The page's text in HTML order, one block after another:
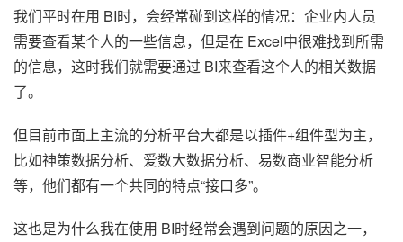
我们平时在用 BI时，会经常碰到这样的情况：企业内人员
需要查看某个人的一些信息，但是在 Excel中很难找到所需
的信息，这时我们就需要通过 BI来查看这个人的相关数据
了。
但目前市面上主流的分析平台大都是以插件+组件型为主，
比如神策数据分析、爱数大数据分析、易数商业智能分析
等，他们都有一个共同的特点“接口多”。
这也是为什么我在使用 BI时经常会遇到问题的原因之一，